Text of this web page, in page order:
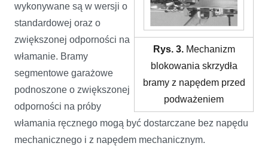
Rys. 3. Mechanizm
blokowania skrzydła
bramy z napędem przed
podważeniem
wykonywane są w wersji o
standardowej oraz o
zwiększonej odporności na
włamanie. Bramy
segmentowe garażowe
podnoszone o zwiększonej
odporności na próby
włamania ręcznego mogą być dostarczane bez napędu
mechanicznego i z napędem mechanicznym.